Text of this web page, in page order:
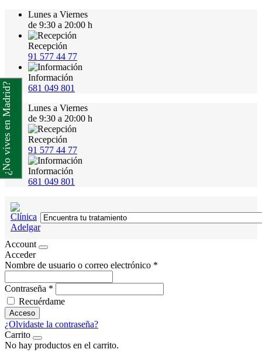
Lunes a Viernes
de 9:30 a 20:00 h
Recepción
91 577 44 77
Información
681 049 801
Lunes a Viernes
de 9:30 a 20:00 h
Recepción
91 577 44 77
Información
681 049 801
Account
Acceder
Nombre de usuario o correo electrónico *
Contraseña *
Recuérdame
Acceso
¿Olvidaste la contraseña?
Carrito
No hay productos en el carrito.
¿No vives en Madrid?